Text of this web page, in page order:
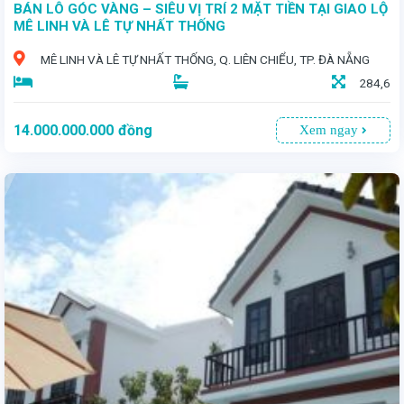
BÁN LÔ GÓC VÀNG – SIÊU VỊ TRÍ 2 MẶT TIỀN TẠI GIAO LỘ
MÊ LINH VÀ LÊ TỰ NHẤT THỐNG
MÊ LINH VÀ LÊ TỰ NHẤT THỐNG, Q. LIÊN CHIỂU, TP. ĐÀ NẴNG
284,6
14.000.000.000 đồng Xem ngay